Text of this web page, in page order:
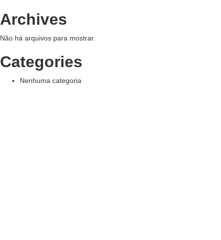
Archives
Não há arquivos para mostrar.
Categories
Nenhuma categoria